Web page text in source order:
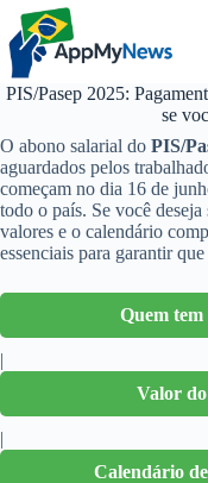
Pular
para
conteúdo
PIS/Pasep 2025:
se
O abono salarial do PIS/
aguardados pelos
começam no dia 16 de
todo o país. Se você
valores e o calendário
essenciais para garantir
Quem tem
|
Valor
|
Calendário